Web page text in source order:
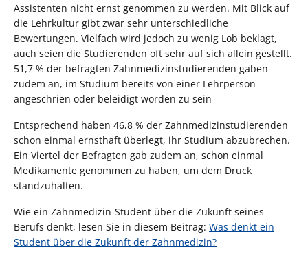
Assistenten nicht ernst genommen zu werden. Mit Blick auf
die Lehrkultur gibt zwar sehr unterschiedliche
Bewertungen. Vielfach wird jedoch zu wenig Lob beklagt,
auch seien die Studierenden oft sehr auf sich allein gestellt.
51,7 % der befragten Zahnmedizinstudierenden gaben
zudem an, im Studium bereits von einer Lehrperson
angeschrien oder beleidigt worden zu sein
Entsprechend haben 46,8 % der Zahnmedizinstudierenden
schon einmal ernsthaft überlegt, ihr Studium abzubrechen.
Ein Viertel der Befragten gab zudem an, schon einmal
Medikamente genommen zu haben, um dem Druck
standzuhalten.
Wie ein Zahnmedizin-Student über die Zukunft seines
Berufs denkt, lesen Sie in diesem Beitrag: Was denkt ein
Student über die Zukunft der Zahnmedizin?